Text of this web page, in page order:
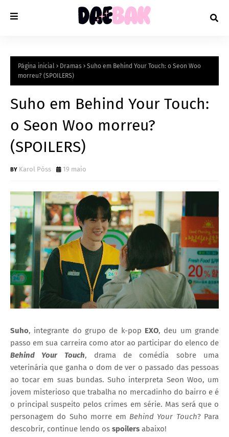
Página inicial Dramas
Suho em Behind Your Touch: o Seon Woo
morreu? (SPOILERS)
Suho em Behind Your Touch:
o Seon Woo morreu?
(SPOILERS)
Karol Póss 19 maio
Suho, integrante do grupo de k-pop EXO, deu um grande
passo em sua carreira como ator ao participar do elenco de
Behind Your Touch, drama de comédia sobre uma
veterinária que ganha o dom de ver o passado das pessoas
ao tocar em suas bundas. Suho interpreta Seon Woo, um
jovem misterioso que trabalha no mercadinho do bairro e é
o principal suspeito pelos crimes em série. Mas será que o
personagem do Suho morre em Behind Your Touch? Para
descobrir, continue lendo os spoilers abaixo!